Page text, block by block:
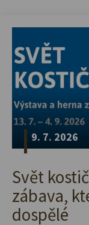
9. 7. 2026
Svět
zábava,
dospělé